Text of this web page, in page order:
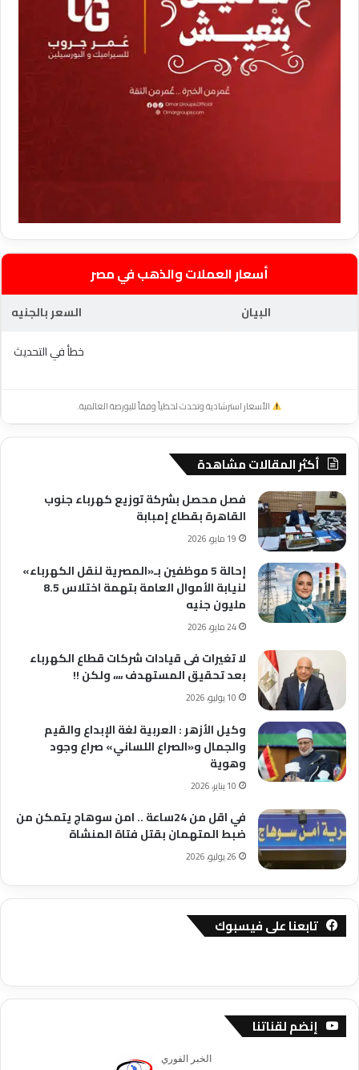
أسعار العملات والذهب في مصر
البيان
السعر بالجنيه
خطأ في التحديث
الأسعار استرشادية وتحدث لحظياً وفقاً للبورصة العالمية.
أكثر المقالات مشاهدة
فصل محصل بشركة توزيع كهرباء جنوب
القاهرة بقطاع إمبابة
19 مايو، 2026
إحالة 5 موظفين بـ«المصرية لنقل الكهرباء»
لنيابة الأموال العامة بتهمة اختلاس 8.5
مليون جنيه
24 مايو، 2026
لا تغيرات فى قيادات شركات قطاع الكهرباء
بعد تحقيق المستهدف ،،،، ولكن !!
10 يوليو، 2026
وكيل الأزهر : العربية لغة الإبداع والقيم
والجمال و«الصراع اللساني» صراع وجود
وهوية
10 يناير، 2026
في اقل من 24ساعة .. امن سوهاج يتمكن من
ضبط المتهمان بقتل فتاة المنشاة
26 يوليو، 2026
تابعنا على فيسبوك
إنضم لقناتنا